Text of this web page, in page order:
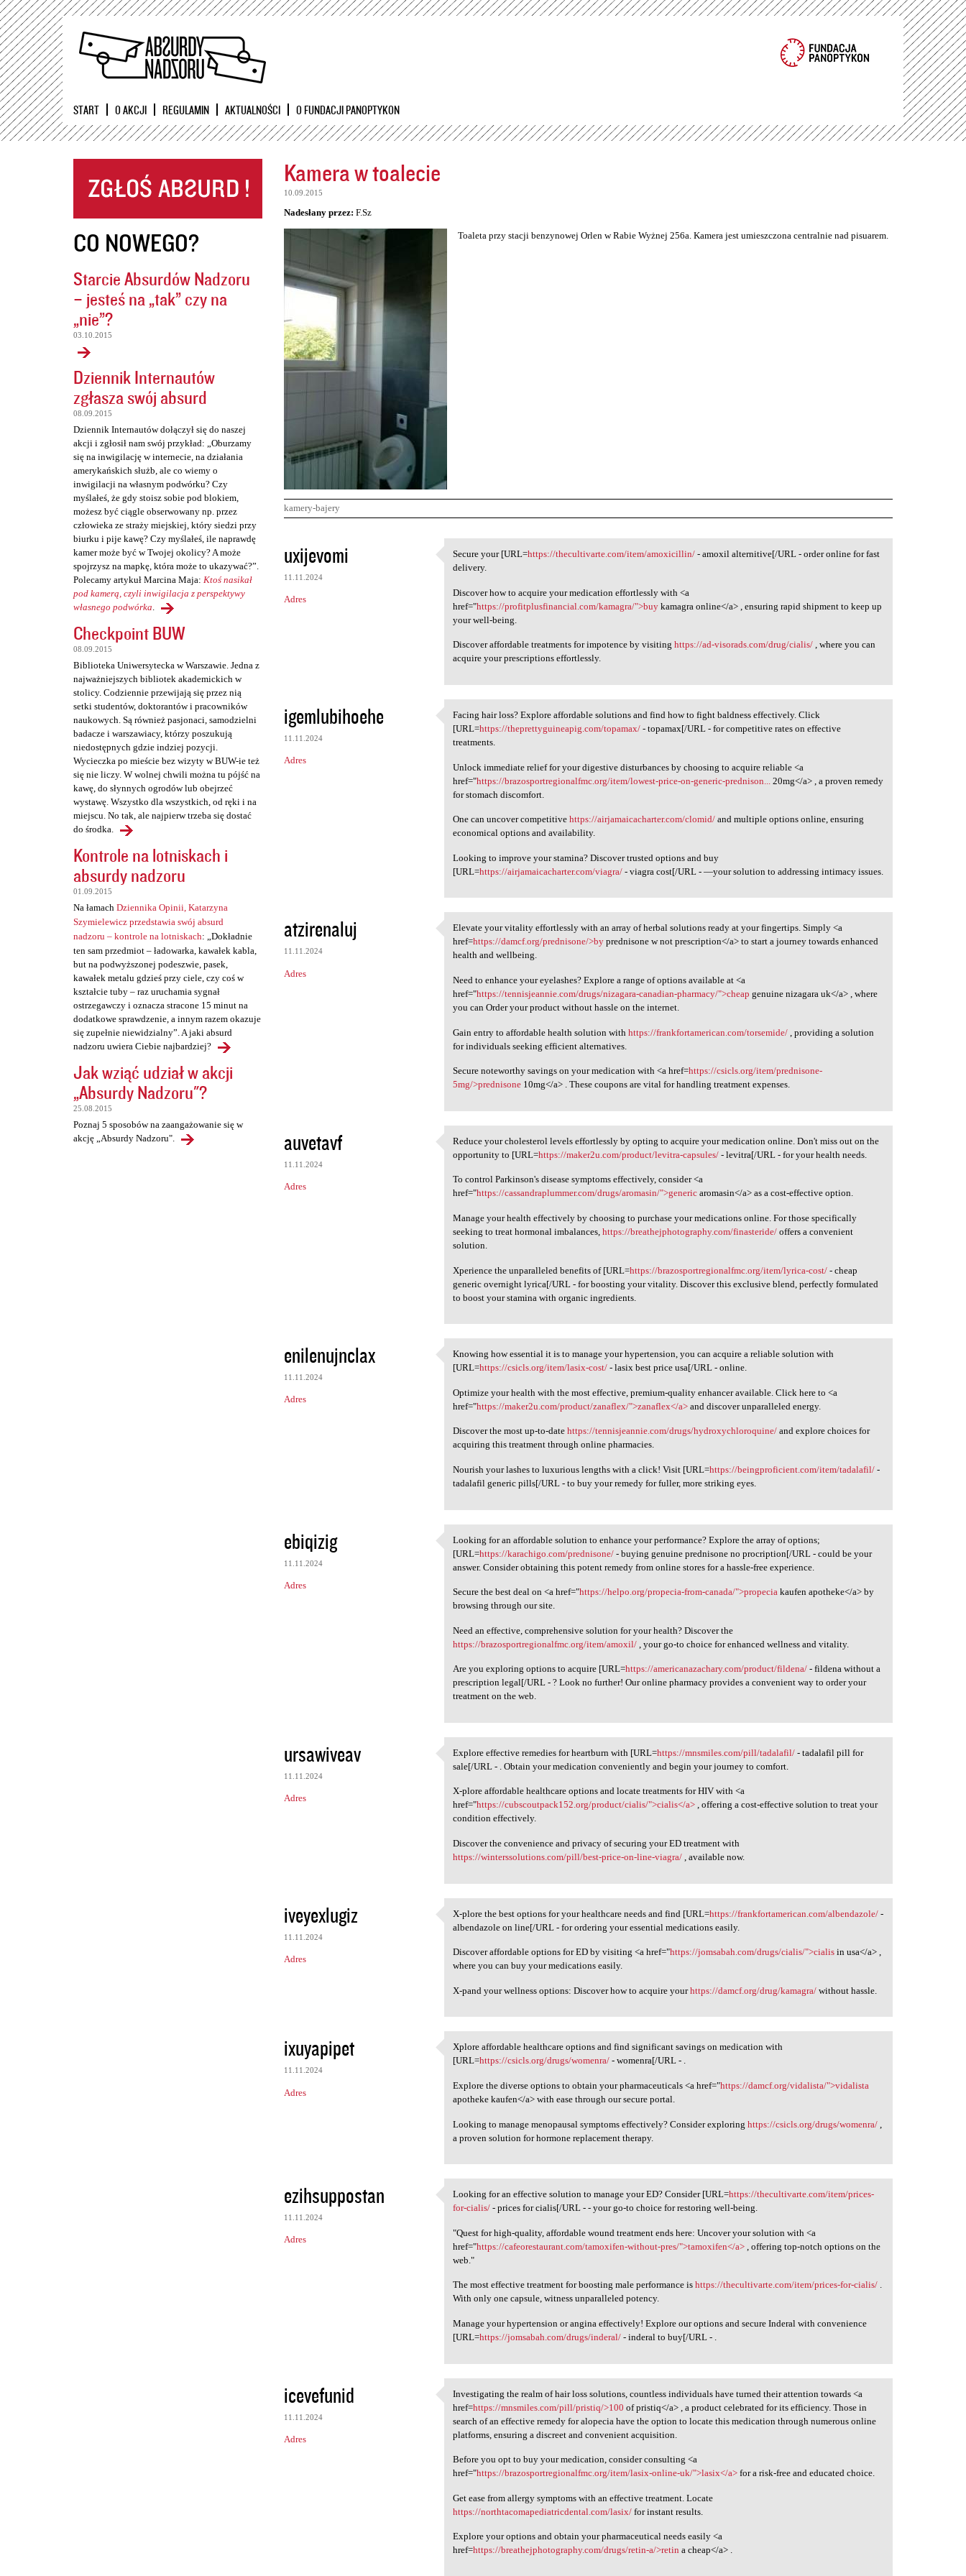
Przejdź
START O AKCJI REGULAMIN AKTUALNOŚCI O FUNDACJI PANOPTYKON
CO NOWEGO?
Starcie Absurdów Nadzoru
– jesteś na „tak” czy na
„nie”?
03.10.2015
Dziennik Internautów
zgłasza swój absurd
08.09.2015
Dziennik Internautów dołączył się do naszej
akcji i zgłosił nam swój przykład: „Oburzamy
się na inwigilację w internecie, na działania
amerykańskich służb, ale co wiemy o
inwigilacji na własnym podwórku? Czy
myślałeś, że gdy stoisz sobie pod blokiem,
możesz być ciągle obserwowany np. przez
człowieka ze straży miejskiej, który siedzi przy
biurku i pije kawę? Czy myślałeś, ile naprawdę
kamer może być w Twojej okolicy? A może
spojrzysz na mapkę, która może to ukazywać?”.
Polecamy artykuł Marcina Maja: Ktoś nasikał
pod kamerą, czyli inwigilacja z perspektywy
własnego podwórka.
Checkpoint BUW
08.09.2015
Biblioteka Uniwersytecka w Warszawie. Jedna z
najważniejszych bibliotek akademickich w
stolicy. Codziennie przewijają się przez nią
setki studentów, doktorantów i pracowników
naukowych. Są również pasjonaci, samodzielni
badacze i warszawiacy, którzy poszukują
niedostępnych gdzie indziej pozycji.
Wycieczka po mieście bez wizyty w BUW-ie też
się nie liczy. W wolnej chwili można tu pójść na
kawę, do słynnych ogrodów lub obejrzeć
wystawę. Wszystko dla wszystkich, od ręki i na
miejscu. No tak, ale najpierw trzeba się dostać
do środka.
Kontrole na lotniskach i
absurdy nadzoru
01.09.2015
Na łamach Dziennika Opinii, Katarzyna
Szymielewicz przedstawia swój absurd
nadzoru – kontrole na lotniskach: „Dokładnie
ten sam przedmiot – ładowarka, kawałek kabla,
but na podwyższonej podeszwie, pasek,
kawałek metalu gdzieś przy ciele, czy coś w
kształcie tuby – raz uruchamia sygnał
ostrzegawczy i oznacza stracone 15 minut na
dodatkowe sprawdzenie, a innym razem okazuje
się zupełnie niewidzialny”. A jaki absurd
nadzoru uwiera Ciebie najbardziej?
Jak wziąć udział w akcji
„Absurdy Nadzoru"?
25.08.2015
Poznaj 5 sposobów na zaangażowanie się w
akcję „Absurdy Nadzoru".
Kamera w toalecie
10.09.2015
Nadesłany przez: F.Sz
Toaleta przy stacji benzynowej Orlen w Rabie Wyżnej 256a. Kamera jest umieszczona centralnie nad pisuarem.
kamery-bajery
K
o
m
e
z
e
uxijevomi
11.11.2024
Adres
Secure your [URL=https:/
Secure your [URL=https://thecultivarte.com/item/amoxicillin/ - amoxil alternitive[/URL - order online for fast
delivery.
Discover how to acquire your medication effortlessly with <a
href="https://profitplusfinancial.com/kamagra/">buy kamagra online</a> , ensuring rapid shipment to keep up
your well-being.
Discover affordable treatments for impotence by visitinghttps://ad-visorads.com/drug/cialis/ , where you can
acquire your prescriptions effortlessly.
igemlubihoehe
11.11.2024
Adres
Facing hair loss? Explore
Facing hair loss? Explore affordable solutions and find how to fight baldness effectively. Click
[URL=https://theprettyguineapig.com/topamax/ - topamax[/URL - for competitive rates on effective
treatments.
Unlock immediate relief for your digestive disturbances by choosing to acquire reliable <a
href="https://brazosportregionalfmc.org/item/lowest-price-on-generic-prednison...
20mg</a> , a proven remedy
for stomach discomfort.
One can uncover competitivehttps://airjamaicacharter.com/clomid/ and multiple options online, ensuring
economical options and availability.
Looking to improve your stamina? Discover trusted options and buy
[URL=https://airjamaicacharter.com/viagra/ - viagra cost[/URL - —your solution to addressing intimacy issues.
atzirenaluj
11.11.2024
Adres
Elevate your vitality
Elevate your vitality effortlessly with an array of herbal solutions ready at your fingertips. Simply <a
href=https://damcf.org/prednisone/>by prednisone w not prescription</a> to start a journey towards enhanced
health and wellbeing.
Need to enhance your eyelashes? Explore a range of options available at <a
href="https://tennisjeannie.com/drugs/nizagara-canadian-pharmacy/">cheap genuine nizagara uk</a> , where
you can Order your product without hassle on the internet.
Gain entry to affordable health solution withhttps://frankfortamerican.com/torsemide/ , providing a solution
for individuals seeking efficient alternatives.
Secure noteworthy savings on your medication with <a href=https://csicls.org/item/prednisone-
5mg/>prednisone 10mg</a> . These coupons are vital for handling treatment expenses.
auvetavf
11.11.2024
Adres
Reduce your cholesterol
Reduce your cholesterol levels effortlessly by opting to acquire your medication online. Don't miss out on the
opportunity to [URL=https://maker2u.com/product/levitra-capsules/ - levitra[/URL - for your health needs.
To control Parkinson's disease symptoms effectively, consider <a
href="https://cassandraplummer.com/drugs/aromasin/">generic aromasin</a> as a cost-effective option.
Manage your health effectively by choosing to purchase your medications online. For those specifically
seeking to treat hormonal imbalances,https://breathejphotography.com/finasteride/ offers a convenient
solution.
Xperience the unparalleled benefits of [URL=https://brazosportregionalfmc.org/item/lyrica-cost/ - cheap
generic overnight lyrica[/URL - for boosting your vitality. Discover this exclusive blend, perfectly formulated
to boost your stamina with organic ingredients.
enilenujnclax
11.11.2024
Adres
Knowing how essential it is
Knowing how essential it is to manage your hypertension, you can acquire a reliable solution with
[URL=https://csicls.org/item/lasix-cost/ - lasix best price usa[/URL - online.
Optimize your health with the most effective, premium-quality enhancer available. Click here to <a
href="https://maker2u.com/product/zanaflex/">zanaflex</a> and discover unparalleled energy.
Discover the most up-to-datehttps://tennisjeannie.com/drugs/hydroxychloroquine/ and explore choices for
acquiring this treatment through online pharmacies.
Nourish your lashes to luxurious lengths with a click! Visit [URL=https://beingproficient.com/item/tadalafil/ -
tadalafil generic pills[/URL - to buy your remedy for fuller, more striking eyes.
ebiqizig
11.11.2024
Adres
Looking for an affordable
Looking for an affordable solution to enhance your performance? Explore the array of options;
[URL=https://karachigo.com/prednisone/ - buying genuine prednisone no procription[/URL - could be your
answer. Consider obtaining this potent remedy from online stores for a hassle-free experience.
Secure the best deal on <a href="https://helpo.org/propecia-from-canada/">propecia kaufen apotheke</a> by
browsing through our site.
Need an effective, comprehensive solution for your health? Discover the
https://brazosportregionalfmc.org/item/amoxil/ , your go-to choice for enhanced wellness and vitality.
Are you exploring options to acquire [URL=https://americanazachary.com/product/fildena/ - fildena without a
prescription legal[/URL - ? Look no further! Our online pharmacy provides a convenient way to order your
treatment on the web.
ursawiveav
11.11.2024
Adres
Explore effective remedies
Explore effective remedies for heartburn with [URL=https://mnsmiles.com/pill/tadalafil/ - tadalafil pill for
sale[/URL - . Obtain your medication conveniently and begin your journey to comfort.
X-plore affordable healthcare options and locate treatments for HIV with <a
href="https://cubscoutpack152.org/product/cialis/">cialis</a> , offering a cost-effective solution to treat your
condition effectively.
Discover the convenience and privacy of securing your ED treatment with
https://winterssolutions.com/pill/best-price-on-line-viagra/ , available now.
iveyexlugiz
11.11.2024
Adres
X-plore the best options for
X-plore the best options for your healthcare needs and find [URL=https://frankfortamerican.com/albendazole/ -
albendazole on line[/URL - for ordering your essential medications easily.
Discover affordable options for ED by visiting <a href="https://jomsabah.com/drugs/cialis/">cialis in usa</a> ,
where you can buy your medications easily.
X-pand your wellness options: Discover how to acquire yourhttps://damcf.org/drug/kamagra/ without hassle.
ixuyapipet
11.11.2024
Adres
Xplore affordable healthcare
Xplore affordable healthcare options and find significant savings on medication with
[URL=https://csicls.org/drugs/womenra/ - womenra[/URL - .
Explore the diverse options to obtain your pharmaceuticals <a href="https://damcf.org/vidalista/">vidalista
apotheke kaufen</a> with ease through our secure portal.
Looking to manage menopausal symptoms effectively? Consider exploringhttps://csicls.org/drugs/womenra/
a proven solution for hormone replacement therapy.
ezihsuppostan
11.11.2024
Adres
Looking for an effective
Looking for an effective solution to manage your ED? Consider [URL=https://thecultivarte.com/item/prices-
for-cialis/ - prices for cialis[/URL - - your go-to choice for restoring well-being.
"Quest for high-quality, affordable wound treatment ends here: Uncover your solution with <a
href="https://cafeorestaurant.com/tamoxifen-without-pres/">tamoxifen</a> , offering top-notch options on the
web."
The most effective treatment for boosting male performance ishttps://thecultivarte.com/item/prices-for-cialis/ .
With only one capsule, witness unparalleled potency.
Manage your hypertension or angina effectively! Explore our options and secure Inderal with convenience
[URL=https://jomsabah.com/drugs/inderal/ - inderal to buy[/URL - .
icevefunid
11.11.2024
Adres
Investigating the realm of
Investigating the realm of hair loss solutions, countless individuals have turned their attention towards <a
href=https://mnsmiles.com/pill/pristiq/>100 of pristiq</a> , a product celebrated for its efficiency. Those in
search of an effective remedy for alopecia have the option to locate this medication through numerous online
platforms, ensuring a discreet and convenient acquisition.
Before you opt to buy your medication, consider consulting <a
href="https://brazosportregionalfmc.org/item/lasix-online-uk/">lasix</a> for a risk-free and educated choice.
Get ease from allergy symptoms with an effective treatment. Locate
https://northtacomapediatricdental.com/lasix/ for instant results.
Explore your options and obtain your pharmaceutical needs easily <a
href=https://breathejphotography.com/drugs/retin-a/>retin a cheap</a> .